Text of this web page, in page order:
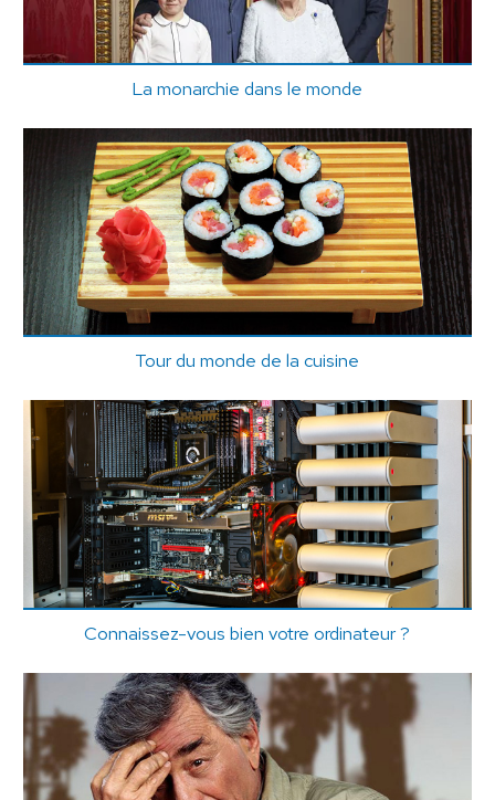
La monarchie dans le monde
Tour du monde de la cuisine
Connaissez-vous bien votre ordinateur ?